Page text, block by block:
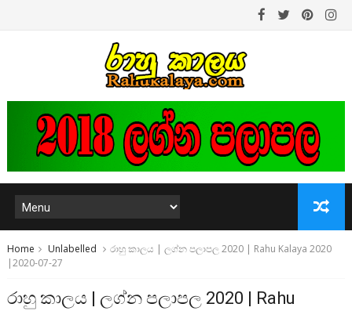
Home Unlabelled
රාහු කාලය | ලග්න පලාපල 2020 | Rahu Kalaya 2020
|2020-07-27
රාහු කාලය | ලග්න පලාපල 2020 | Rahu